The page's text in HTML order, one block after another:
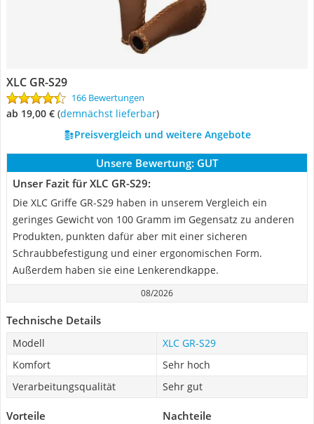
XLC GR-S29
166 Bewertungen
ab 19,00 € ( Demnächst lieferbar)
Preisvergleich und weitere Angebote
Unsere Bewertung: GUT
Unser Fazit für XLC GR-S29:
Die XLC Griffe GR-S29 haben in unserem Vergleich ein
geringes Gewicht von 100 Gramm im Gegensatz zu anderen
Produkten, punkten dafür aber mit einer sicheren
Schraubbefestigung und einer ergonomischen Form.
Außerdem haben sie eine Lenkerendkappe.
08/2026
Technische Details
Modell
XLC GR-S29
Komfort
Sehr hoch
Verarbeitungsqualität
Sehr gut
Vorteile Nachteile